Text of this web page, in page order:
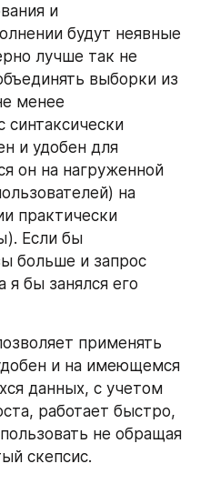
и
будут неявные
лучше так не
выборки из
менее
синтаксически
и удобен для
он на нагруженной
на
практически
Если бы
больше и запрос
я бы занялся его
применять
и на имеющемся
данных, с учетом
работает быстро,
не обращая
скепсис.